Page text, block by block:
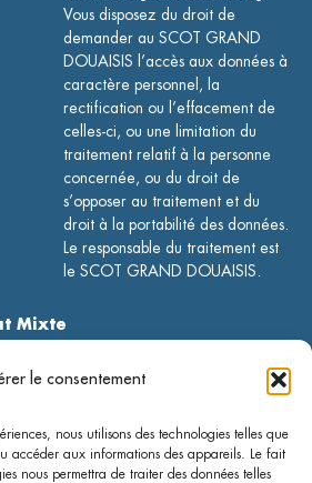
le consentement
nous utilisons des technologies telles que
accéder aux informations des appareils. Le fait
nous permettra de traiter des données telles
Vous disposez du droit de
demander au SCOT GRAND
DOUAISIS l’accès aux données à
caractère personnel, la
rectification ou l’effacement de
celles-ci, ou une limitation du
traitement relatif à la personne
concernée, ou du droit de
s’opposer au traitement et du
droit à la portabilité des données.
Le responsable du traitement est
le SCOT GRAND DOUAISIS.
Mixte
des collectivités